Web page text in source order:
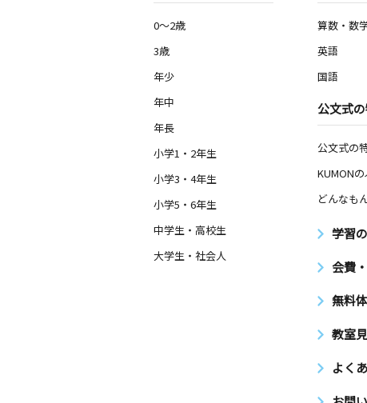
0～2歳
3歳
年少
年中
年長
小学1・2年生
小学3・4年生
小学5・6年生
中学生・高校生
大学生・社会人
算数・数
英語
国語
公文式
公文式の
KUMON
どんなも
学習
会費
無料
教室
よく